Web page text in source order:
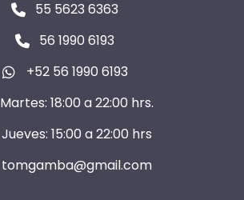
55 5623 6363
56 1990 6193
+52 56 1990 6193
Martes: 18:00 a 22:00 hrs.
Jueves: 15:00 a 22:00 hrs
tomgamba@gmail.com